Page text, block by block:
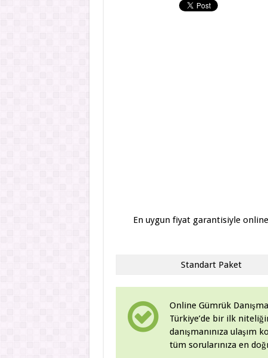
En uygun fiyat garantisiyle online
Standart Paket
Online Gümrük
Türkiye’de bir ilk
danışmanınıza ulaşım
tüm sorularınıza en